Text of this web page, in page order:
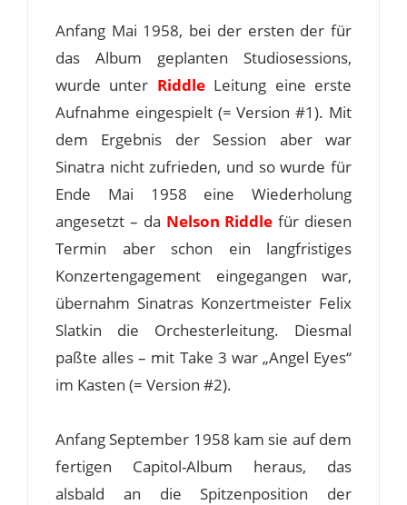
Anfang Mai 1958, bei der ersten der für
das Album geplanten Studiosessions,
wurde unter RiddleLeitung eine erste
Aufnahme eingespielt (= Version #1). Mit
dem Ergebnis der Session aber war
Sinatra nicht zufrieden, und so wurde für
Ende Mai 1958 eine Wiederholung
angesetzt – da Nelson Riddle für diesen
Termin aber schon ein langfristiges
Konzertengagement eingegangen war,
übernahm Sinatras Konzertmeister Felix
Slatkin die Orchesterleitung. Diesmal
paßte alles – mit Take 3 war „Angel Eyes“
im Kasten (= Version #2).
Anfang September 1958 kam sie auf dem
fertigen Capitol-Album heraus, das
alsbald an die Spitzenposition der